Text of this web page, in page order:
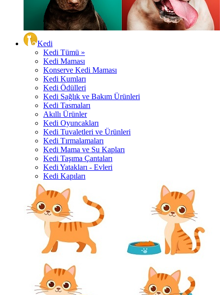
Kedi
Kedi Tümü »
Kedi Maması
Konserve Kedi Maması
Kedi Kumları
Kedi Ödülleri
Kedi Sağlık ve Bakım Ürünleri
Kedi Tasmaları
Akıllı Ürünler
Kedi Oyuncakları
Kedi Tuvaletleri ve Ürünleri
Kedi Tırmalamaları
Kedi Mama ve Su Kapları
Kedi Taşıma Çantaları
Kedi Yatakları - Evleri
Kedi Kapıları